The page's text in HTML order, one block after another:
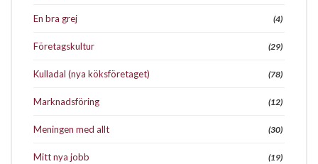
En bra grej (4)
Företagskultur (29)
Kulladal (nya köksföretaget) (78)
Marknadsföring (12)
Meningen med allt (30)
Mitt nya jobb (19)